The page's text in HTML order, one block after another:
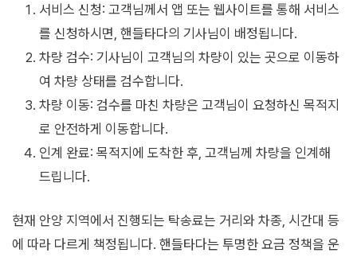
서비스 신청: 고객님께서 앱 또는 웹사이트를 통해 서비스
를 신청하시면, 핸들타다의 기사님이 배정됩니다.
차량 검수: 기사님이 고객님의 차량이 있는 곳으로 이동하
여 차량 상태를 검수합니다.
차량 이동: 검수를 마친 차량은 고객님이 요청하신 목적지
로 안전하게 이동합니다.
인계 완료: 목적지에 도착한 후, 고객님께 차량을 인계해
드립니다.
현재 안양 지역에서 진행되는 탁송료는 거리와 차종, 시간대 등
에 따라 다르게 책정됩니다. 핸들타다는 투명한 요금 정책을 운